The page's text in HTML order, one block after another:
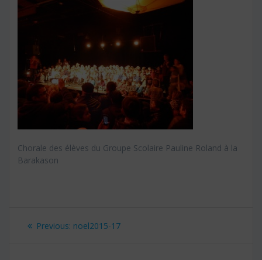
Chorale des élèves du Groupe Scolaire Pauline Roland à la
Barakason
Navigation
Previous: Previous
noel2015-17